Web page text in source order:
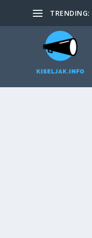
TRENDING: